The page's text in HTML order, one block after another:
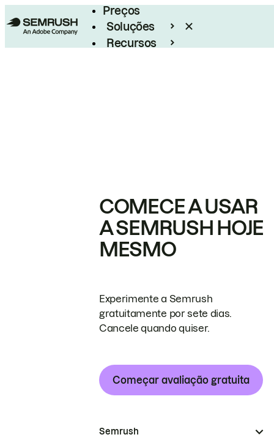
Preços
Soluções
Recursos
COMECE A USAR
A SEMRUSH HOJE
MESMO
Experimente a Semrush
gratuitamente por sete dias.
Cancele quando quiser.
Começar avaliação gratuita
Semrush